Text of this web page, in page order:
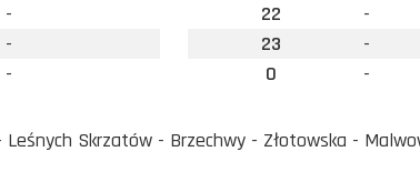
-
-
-
22
-
23
-
0
-
Leśnych Skrzatów - Brzechwy - Złotowska -